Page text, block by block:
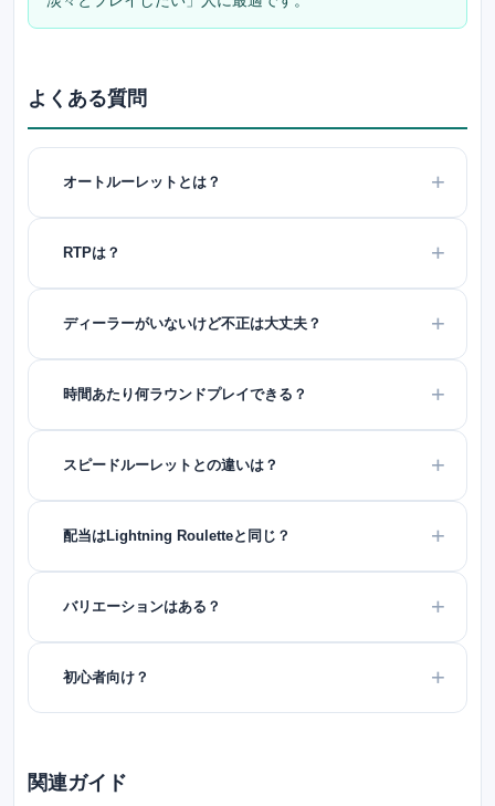
よくある質問
オートルーレットとは？
RTPは？
ディーラーがいないけど不正は大丈夫？
時間あたり何ラウンドプレイできる？
スピードルーレットとの違いは？
配当はLightning Rouletteと同じ？
バリエーションはある？
初心者向け？
関連ガイド